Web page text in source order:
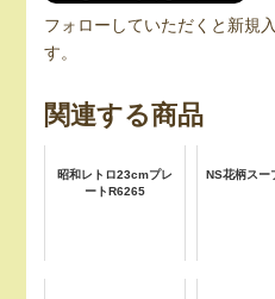
フォローしていただくと新規
す。
関連する商品
昭和レトロ23cmプレ
ートR6265
NS花柄スー